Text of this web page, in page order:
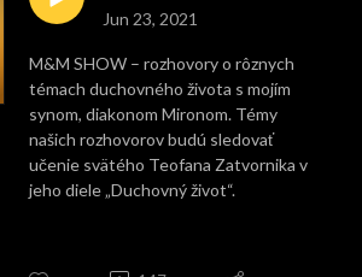
Jun 23, 2021
M&M SHOW – rozhovory o rôznych
témach duchovného života s mojím
synom, diakonom Mironom. Témy
našich rozhovorov budú sledovať
učenie svätého Teofana Zatvornika v
jeho diele „Duchovný život“.